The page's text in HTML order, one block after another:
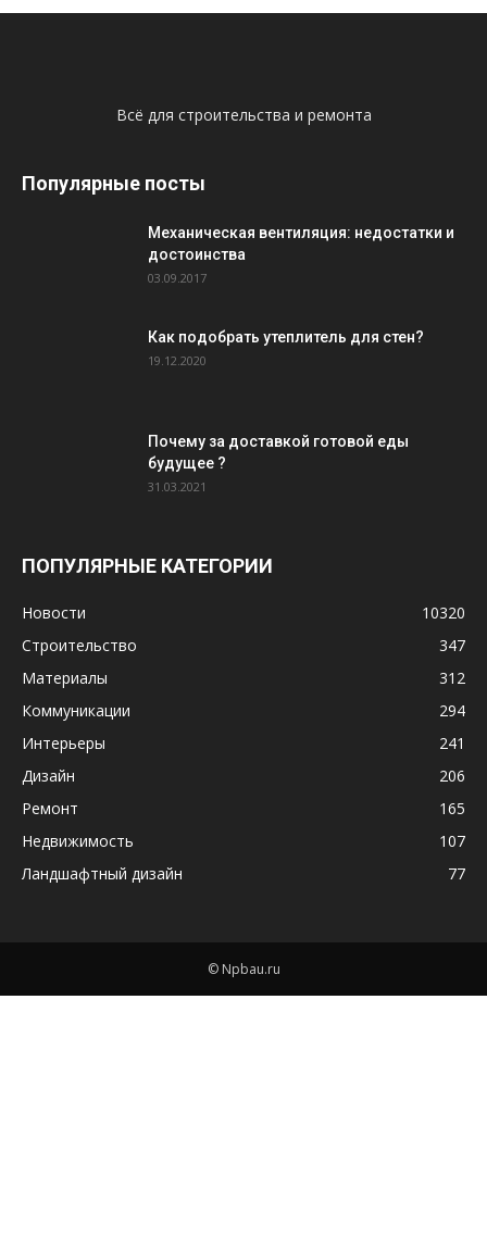
Всё для строительства и ремонта
Популярные посты
Механическая вентиляция: недостатки и
достоинства
03.09.2017
Как подобрать утеплитель для стен?
19.12.2020
Почему за доставкой готовой еды
будущее ?
31.03.2021
ПОПУЛЯРНЫЕ КАТЕГОРИИ
Новости
10320
Строительство
347
Материалы
312
Коммуникации
294
Интерьеры
241
Дизайн
206
Ремонт
165
Недвижимость
107
Ландшафтный дизайн
77
© Npbau.ru